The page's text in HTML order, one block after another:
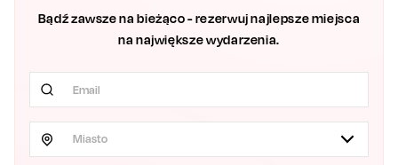
Bądź zawsze na bieżąco - rezerwuj najlepsze miejsca
na największe wydarzenia.
Miasto